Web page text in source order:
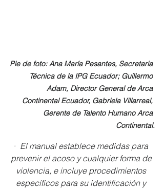
Pie de foto: Ana María Pesantes, Secretaria
Técnica de la IPG Ecuador; Guillermo
Adam, Director General de Arca
Continental Ecuador, Gabriela Villarreal,
Gerente de Talento Humano Arca
Continental.
· El manual establece medidas para
prevenir el acoso y cualquier forma de
violencia, e incluye procedimientos
específicos para su identificación y